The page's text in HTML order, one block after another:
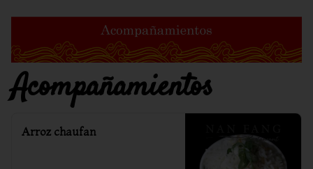
Acompañamientos
Arroz chaufan